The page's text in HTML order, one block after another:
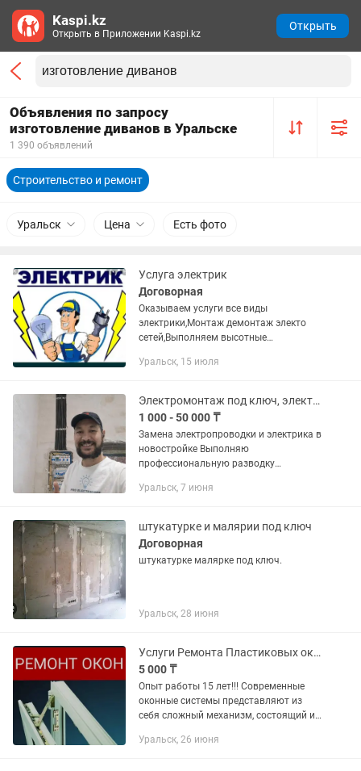
Объявления по запросу
изготовление диванов в Уральске
1 390 объявлений
Строительство и ремонт
Уральск Цена Есть фото
Услуга электрик
Договорная
Оказываем услуги все виды
электрики,Монтаж демонтаж электо
сетей,Выполняем высотные
380в,выезжаем на дом
Уральск, 15 июля
Электромонтаж под ключ, электрик
1 000 - 50 000 ₸
Замена электропроводки и электрика в
новостройке Выполняю
профессиональную разводку
Работаю аккуратно, по проекту и
замена...
Уральск, 7 июня
штукатурке и малярии под ключ
Договорная
штукатурке малярке под ключ.
Уральск, 28 июня
Услуги Ремонта Пластиковых окон. Утипление окон. Откосы.
5 000 ₸
Опыт работы 15 лет!!! Современные
оконные системы представляют из
себя сложный механизм, состоящий из
створки окон провисают под
Уральск, 26 июня
Kaspi.kz
Открыть в Приложении Kaspi.kz
Открыть